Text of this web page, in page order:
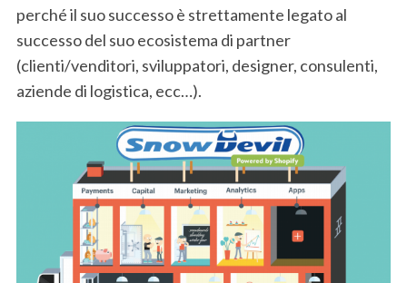
perché il suo successo è strettamente legato al
successo del suo ecosistema di partner
(clienti/venditori, sviluppatori, designer, consulenti,
aziende di logistica, ecc…).